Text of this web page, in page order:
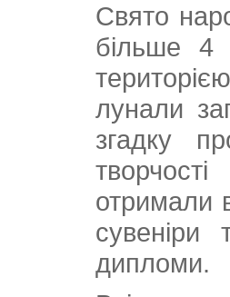
Свято
більше 4
лунали
згадку
отримали
сувеніри
дипломи.